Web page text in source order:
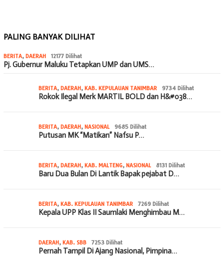
PALING BANYAK DILIHAT
BERITA, DAERAH 12177 Dilihat
Pj. Gubernur Maluku Tetapkan UMP dan UMS…
BERITA, DAERAH, KAB. KEPULAUAN TANIMBAR 9734 Dilihat
Rokok Ilegal Merk MARTIL BOLD dan H&#038…
BERITA, DAERAH, NASIONAL 9685 Dilihat
Putusan MK “Matikan” Nafsu P…
BERITA, DAERAH, KAB. MALTENG, NASIONAL 8131 Dilihat
Baru Dua Bulan Di Lantik Bapak pejabat D…
BERITA, KAB. KEPULAUAN TANIMBAR 7269 Dilihat
Kepala UPP Klas II Saumlaki Menghimbau M…
DAERAH, KAB. SBB 7253 Dilihat
Pernah Tampil Di Ajang Nasional, Pimpina…